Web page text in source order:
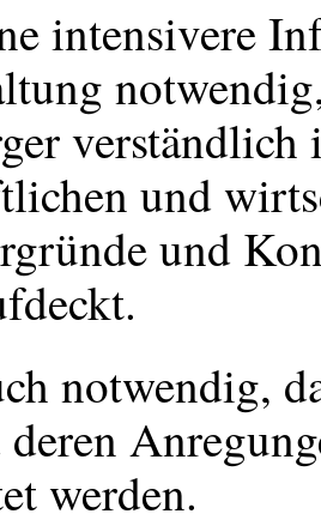
intensivere
verständlich
und
und
notwendig,
werden.